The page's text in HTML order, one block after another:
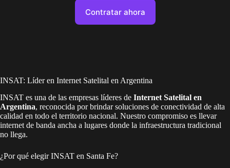
Contratar ahora
INSAT: Líder en Internet Satelital en Argentina
INSAT es una de las empresas líderes de Internet Satelital en
Argentina, reconocida por brindar soluciones de conectividad de alta
calidad en todo el territorio nacional. Nuestro compromiso es llevar
internet de banda ancha a lugares donde la infraestructura tradicional
no llega.
¿Por qué elegir INSAT en Santa Fe?